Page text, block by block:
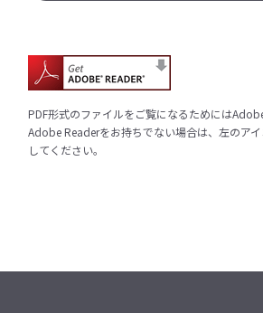
PDF形式のファイルをご覧になるためには
Adobe Readerをお持ちでない場合は、左のア
してください。